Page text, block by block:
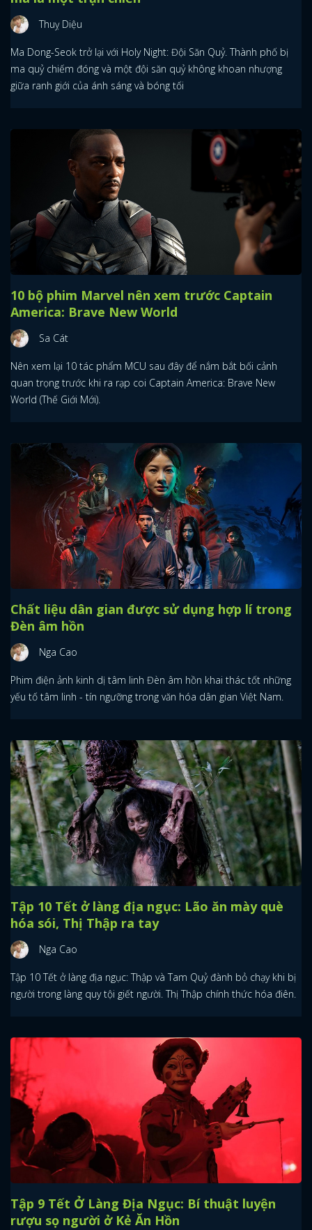
Thuỵ Diệu
Ma Dong-Seok trở lại với Holy Night: Đội Săn Quỷ. Thành phố bị
ma quỷ chiếm đóng và một đội săn quỷ không khoan nhượng
giữa ranh giới của ánh sáng và bóng tối
10 bộ phim Marvel nên xem trước Captain
America: Brave New World
Sa Cát
Nên xem lại 10 tác phẩm MCU sau đây để nắm bắt bối cảnh
quan trọng trước khi ra rạp coi Captain America: Brave New
World (Thế Giới Mới).
Chất liệu dân gian được sử dụng hợp lí trong
Đèn âm hồn
Nga Cao
Phim điện ảnh kinh dị tâm linh Đèn âm hồn khai thác tốt những
yếu tố tâm linh - tín ngưỡng trong văn hóa dân gian Việt Nam.
Tập 10 Tết ở làng địa ngục: Lão ăn mày què
hóa sói, Thị Thập ra tay
Nga Cao
Tập 10 Tết ở làng địa ngục: Thập và Tam Quỷ đành bỏ chạy khi bị
người trong làng quy tội giết người. Thị Thập chính thức hóa điên.
Tập 9 Tết Ở Làng Địa Ngục: Bí thuật luyện
rượu sọ người ở Kẻ Ăn Hồn